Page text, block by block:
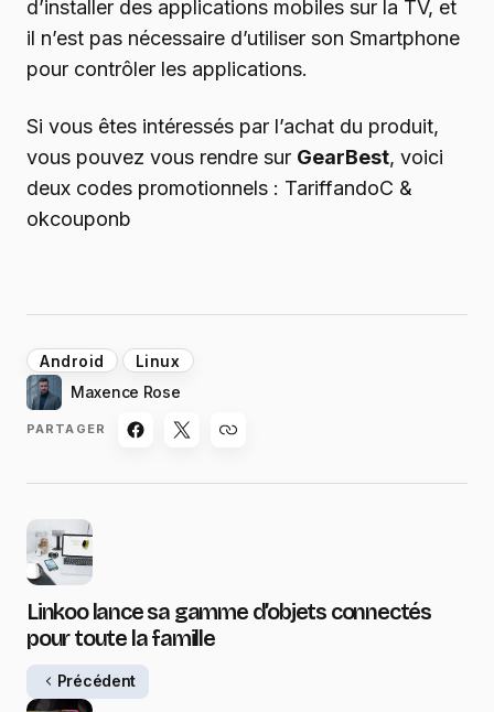
d’installer des applications mobiles sur la TV, et
il n’est pas nécessaire d’utiliser son Smartphone
pour contrôler les applications.
Si vous êtes intéressés par l’achat du produit,
vous pouvez vous rendre sur GearBest, voici
deux codes promotionnels : TariffandoC &
okcouponb
Android Linux
Maxence Rose
PARTAGER
Linkoo lance sa gamme d’objets connectés
pour toute la famille
Précédent